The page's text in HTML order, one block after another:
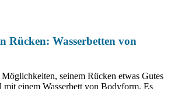
Rücken: Wasserbetten von
seinem Rücken etwas Gutes
mit einem Wasserbett von Bodyform. Es